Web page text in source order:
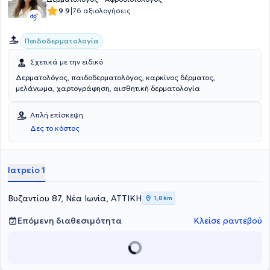
ελληνικών και πολλών ευρωπαϊκών Ιατρικών Εταιρειών και
συμμετέχει ως ομιλήτρια και εκπαιδεύτρια σε πολλά
9.9|76 αξιολογήσεις
Παιδοδερματολογία
Σχετικά με την ειδικό
Δερματολόγος, παιδοδερματολόγος, καρκίνος δέρματος,
μελάνωμα, χαρτογράφηση, αισθητική δερματολογία
Απλή επίσκεψη
Δες το κόστος
Ιατρείο 1
Βυζαντίου 87, Νέα Ιωνία, ΑΤΤΙΚΗ 1,8 km
Επόμενη διαθεσιμότητα Κλείσε ραντεβού